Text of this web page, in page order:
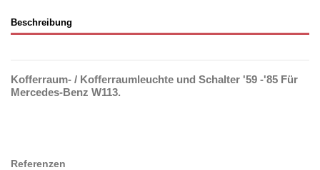
Beschreibung
Kofferraum- / Kofferraumleuchte und Schalter '59 -'85 Für
Mercedes-Benz W113.
Referenzen